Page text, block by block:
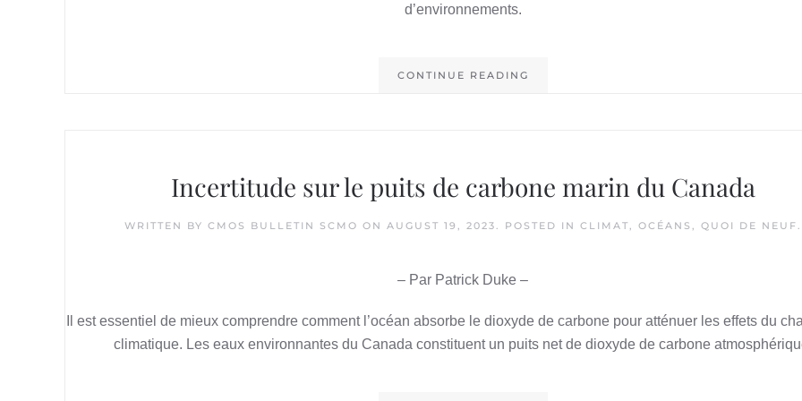
d’environnements.
CONTINUE READING
Incertitude sur le puits de carbone marin du Canada
WRITTEN BY CMOS BULLETIN SCMO ON AUGUST 19, 2023. POSTED IN CLIMAT, OCÉANS , QUOI DE NEUF.
– Par Patrick Duke –
Il est essentiel de mieux comprendre comment l’océan absorbe le dioxyde de carbone pour atténuer les effets du
climatique. Les eaux environnantes du Canada constituent un puits net de dioxyde de carbone